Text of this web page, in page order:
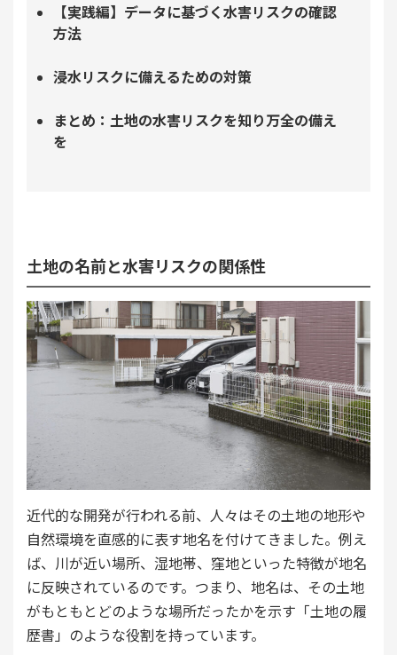
【実践編】データに基づく水害リスクの確認
方法
浸水リスクに備えるための対策
まとめ：土地の水害リスクを知り万全の備え
を
土地の名前と水害リスクの関係性
近代的な開発が行われる前、人々はその土地の地形や
自然環境を直感的に表す地名を付けてきました。例え
ば、川が近い場所、湿地帯、窪地といった特徴が地名
に反映されているのです。つまり、地名は、その土地
がもともとどのような場所だったかを示す「土地の履
歴書」のような役割を持っています。